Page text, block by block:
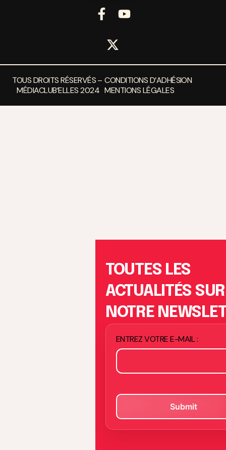
TOUS DROITS RÉSERVÉS –
MÉDIACLUB’ELLES 2024
CONDITIONS D’ADHÉSION
MENTIONS LÉGALES
TOUTES LES
ACTUALITÉS SUR
NOTRE
ENTREZ VOTRE E-MAIL :